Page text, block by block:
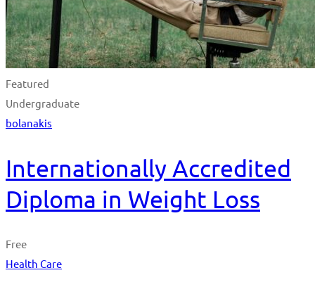
Featured
Undergraduate
bolanakis
Internationally Accredited
Diploma in Weight Loss
Free
Health Care